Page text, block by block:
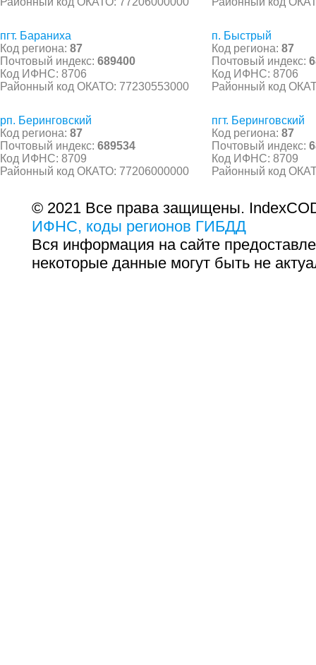
пгт. Бараниха
Код региона: 87
Почтовый индекс: 689400
Код ИФНС: 8706
Районный код ОКАТО: 77230553000
п. Быстрый
Код региона: 87
Почтовый индекс:
Код ИФНС: 8706
Районный код
рп. Беринговский
Код региона: 87
Почтовый индекс: 689534
Код ИФНС: 8709
Районный код ОКАТО: 77206000000
пгт. Беринговский
Код региона: 87
Почтовый индекс:
Код ИФНС: 8709
Районный код
© 2021 Все права защищены.
ИФНС, коды регионов ГИБДД
Вся информация на сайте
некоторые данные могут быть не